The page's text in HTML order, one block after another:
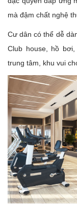
mà đậm chất nghệ
Cư dân có thể dễ
Club house, hồ
trung tâm, khu vui